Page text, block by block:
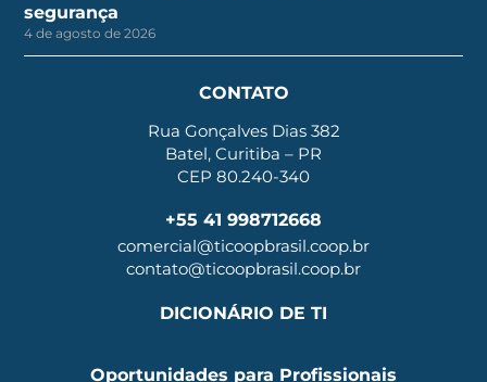
segurança
4 de agosto de 2026
CONTATO
Rua Gonçalves Dias 382
Batel, Curitiba – PR
CEP 80.240-340
+55 41 998712668
comercial@ticoopbrasil.coop.br
contato@ticoopbrasil.coop.br
DICIONÁRIO DE TI
Oportunidades para Profissionais